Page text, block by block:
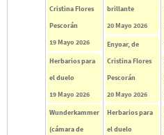
Cristina Flores
Pescorán
19 Mayo 2026
Herbarios para
el duelo
19 Mayo 2026
Wunderkammer
(cámara de
brillante
20 Mayo 2026
Enyoar, de
Cristina Flores
Pescorán
20 Mayo 2026
Herbarios para
el duelo